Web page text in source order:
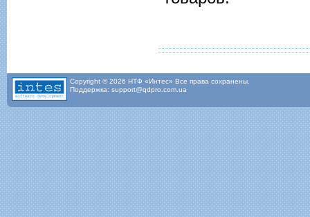
Copyright © 2026 НТФ «Интес» Все права сохранены.
Поддержка: support@qdpro.com.ua